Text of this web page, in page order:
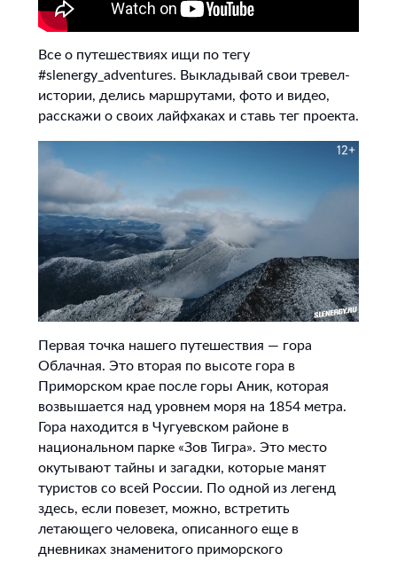
Все о путешествиях ищи по тегу
#slenergy_adventures. Выкладывай свои тревел-
истории, делись маршрутами, фото и видео,
расскажи о своих лайфхаках и ставь тег проекта.
Первая точка нашего путешествия — гора
Облачная. Это вторая по высоте гора в
Приморском крае после горы Аник, которая
возвышается над уровнем моря на 1854 метра.
Гора находится в Чугуевском районе в
национальном парке «Зов Тигра». Это место
окутывают тайны и загадки, которые манят
туристов со всей России. По одной из легенд
здесь, если повезет, можно, встретить
летающего человека, описанного еще в
дневниках знаменитого приморского